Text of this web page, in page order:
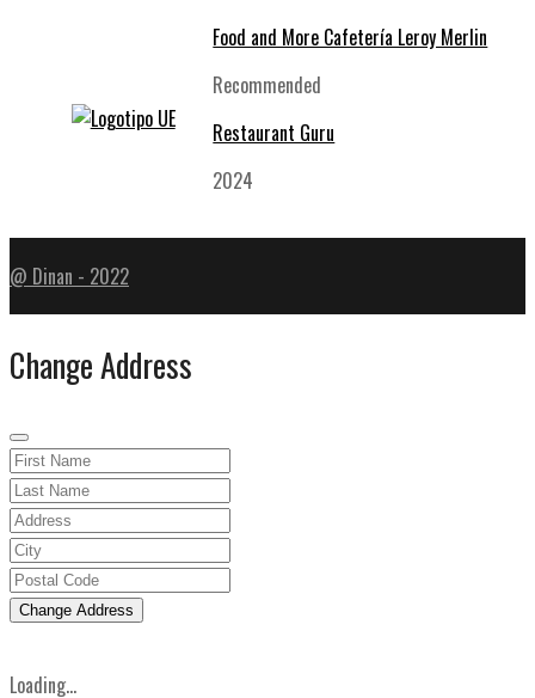
Food and More Cafetería Leroy Merlin
Recommended
Restaurant Guru
2024
@ Dinan - 2022
Change Address
Change Address
Loading...